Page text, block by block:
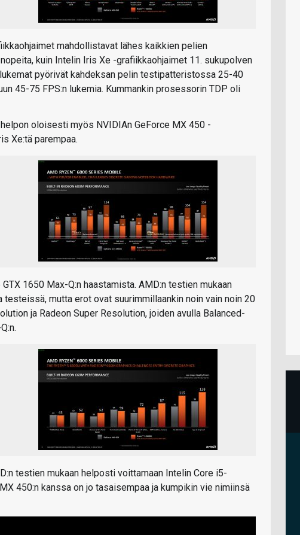
mahdollistavat lähes kaikkien pelien
kuin Intelin Iris Xe -grafiikkaohjaimet 11. sukupolven
pyörivät kahdeksan pelin testipatteristossa 25-40
45-75 FPS:n lukemia. Kummankin prosessorin TDP oli
oloisesti myös NVIDIAn GeForce MX 450 -
Xe:tä parempaa.
1650 Max-Q:n haastamista. AMD:n testien mukaan
mutta erot ovat suurimmillaankin noin vain noin 20
ja Radeon Super Resolution, joiden avulla Balanced-
testien mukaan helposti voittamaan Intelin Core i5-
450:n kanssa on jo tasaisempaa ja kumpikin vie nimiinsä